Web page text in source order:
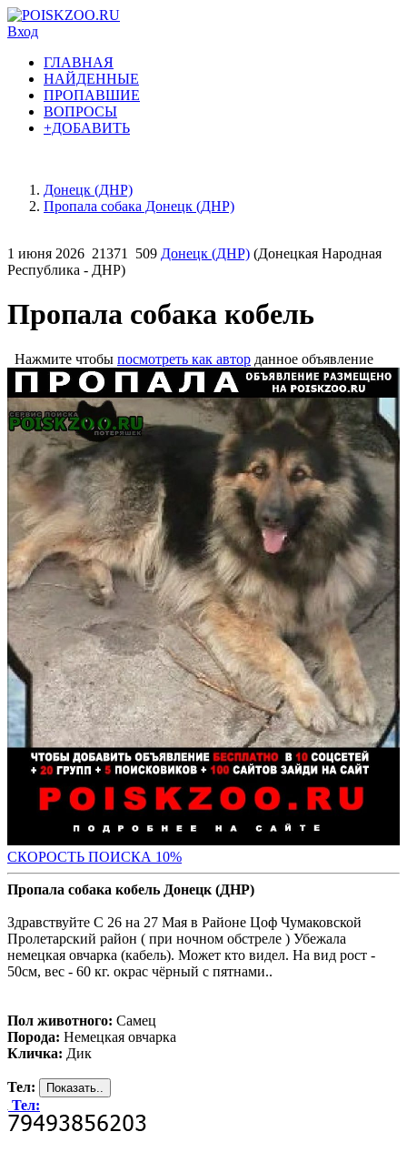
Вход
ГЛАВНАЯ
НАЙДЕННЫЕ
ПРОПАВШИЕ
ВОПРОСЫ
+ДОБАВИТЬ
Донецк (ДНР)
Пропала собака Донецк (ДНР)
1 июня 2026 21371 509 Донецк (ДНР) (Донецкая Народная
Республика - ДНР)
Пропала собака кобель
Нажмите чтобы посмотреть как автор данное объявление
СКОРОСТЬ ПОИСКА 10%
Пропала собака кобель Донецк (ДНР)
Здравствуйте С 26 на 27 Мая в Районе Цоф Чумаковской
Пролетарский район ( при ночном обстреле ) Убежала
немецкая овчарка (кабель). Может кто видел. На вид рост -
50см, вес - 60 кг. окрас чёрный с пятнами..
Пол животного: Самец
Порода: Немецкая овчарка
Кличка: Дик
Тел:
Тел: